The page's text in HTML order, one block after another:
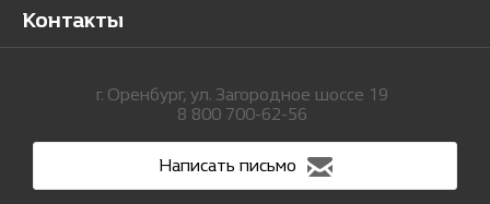
Контакты
г. Оренбург, ул. Загородное шоссе 19
8 800 700-62-56
Написать письмо